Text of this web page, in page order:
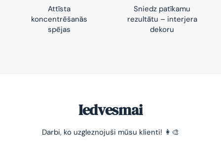
Attīsta
koncentrēšanās
spējas
Sniedz patīkamu
rezultātu – interjera
dekoru
Iedvesmai
Darbi, ko uzgleznojuši mūsu klienti! 👩‍🎨